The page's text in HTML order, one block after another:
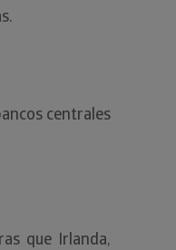
centrales
que Irlanda,